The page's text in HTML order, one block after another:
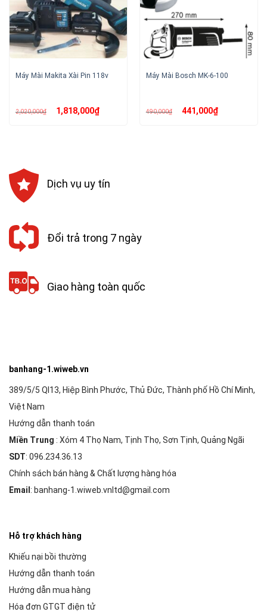
Máy Mài Makita Xài Pin 118v
2,020,000₫ Giá
gốc1,818,000₫Giá
Máy Mài Bosch MK-6-100
490,000₫ Giá
gốc441,000₫Giá
Dịch vụ uy tín
Đổi trả trong 7 ngày
Giao hàng toàn quốc
banhang-1.wiweb.vn
389/5/5 Ql13, Hiệp Bình Phước, Thủ Đức, Thành phố Hồ Chí Minh,
Việt Nam
Hướng dẫn thanh toán
Miền Trung : Xóm 4 Thọ Nam, Tịnh Thọ, Sơn Tịnh, Quảng Ngãi
SDT: 096.234.36.13
Chính sách bán hàng & Chất lượng hàng hóa
Email : banhang-1.wiweb.vnltd@gmail.com
Hỗ trợ khách hàng
Khiếu nại bồi thường
Hướng dẫn thanh toán
Hướng dẫn mua hàng
Hóa đơn GTGT điện tử